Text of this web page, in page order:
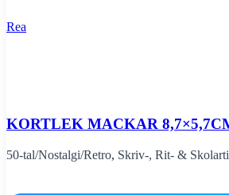
Rea
KORTLEK MACKAR
50-tal/Nostalgi/Retro, Skriv-, Rit- &